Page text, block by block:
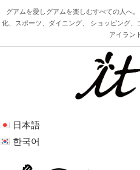
グアムを愛しグアムを楽しむすべての人へ
化、スポーツ、ダイニング、 ショッピング、
アイラン
日本語
한국어